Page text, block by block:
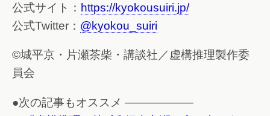
公式サイト： https://kyokousuiri.jp/
公式Twitter： @kyokou_suiri
©城平京・片瀬茶柴・講談社／虚構推理製作委
員会
●次の記事もオススメ ——————